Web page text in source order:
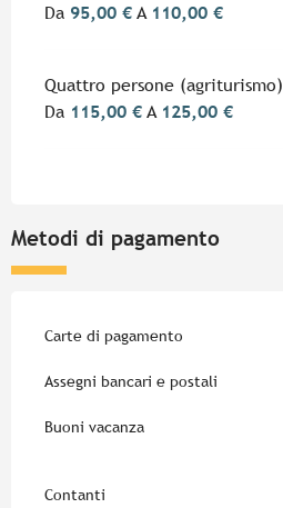
Da 95,00 € A 110,00 €
Quattro persone (agriturismo)
Da 115,00 € A 125,00 €
Metodi di pagamento
Carte di pagamento
Assegni bancari e postali
Buoni vacanza
Contanti